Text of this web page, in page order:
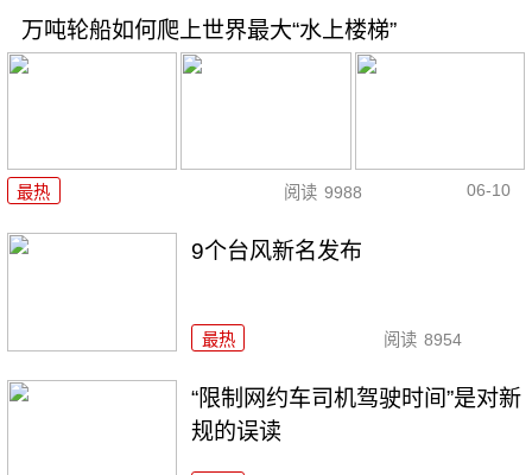
万吨轮船如何爬上世界最大“水上楼梯”
最热 阅读 9988 06-10
9个台风新名发布
最热 阅读 8954
“限制网约车司机驾驶时间”是对新
规的误读